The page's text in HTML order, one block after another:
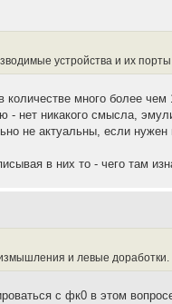
устройства и их
количестве много более
- нет никакого смысла,
не актуальны, если
в них то - чего там
и левые доработки.
с фк0 в этом